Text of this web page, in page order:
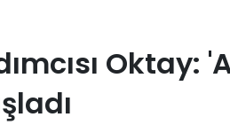
Oktay: